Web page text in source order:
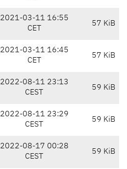
2021-03-11 16:55
CET
57 KiB
2021-03-11 16:45
CET
57 KiB
2022-08-11 23:13
CEST
59 KiB
2022-08-11 23:29
CEST
59 KiB
2022-08-17 00:28
CEST
59 KiB